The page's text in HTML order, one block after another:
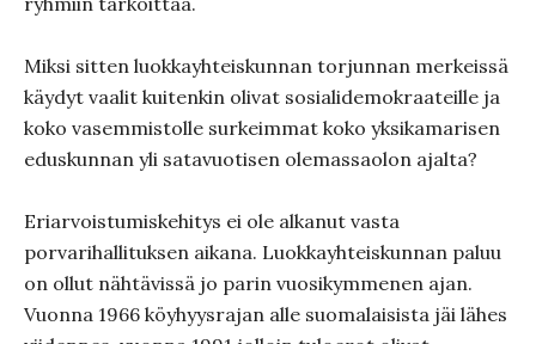
Miksi sitten luokkayhteiskunnan torjunnan merkeissä
käydyt vaalit kuitenkin olivat sosialidemokraateille ja
koko vasemmistolle surkeimmat koko yksikamarisen
eduskunnan yli satavuotisen olemassaolon ajalta?
Eriarvoistumiskehitys ei ole alkanut vasta
porvarihallituksen aikana. Luokkayhteiskunnan paluu
on ollut nähtävissä jo parin vuosikymmenen ajan.
Vuonna 1966 köyhyysrajan alle suomalaisista jäi lähes